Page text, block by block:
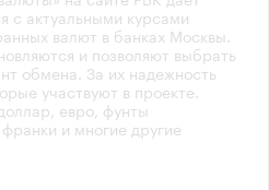
с актуальными курсами
валют в банках Москвы.
и позволяют выбрать
обмена. За их надежность
участвуют в проекте.
евро, фунты
и многие другие